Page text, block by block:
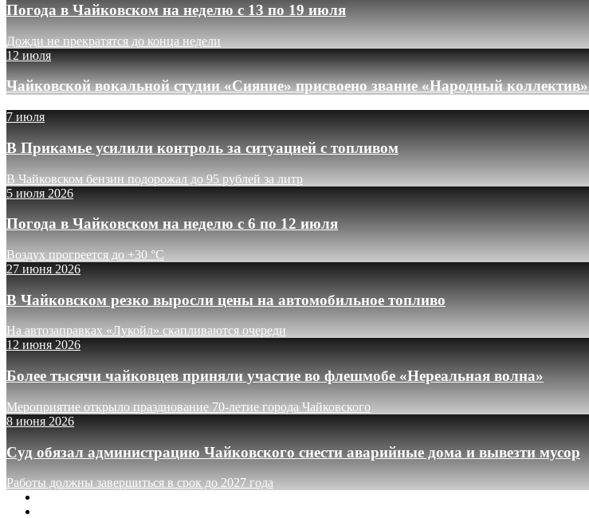
Погода в Чайковском на неделю с 13 по 19 июля
Дожди не прекратятся до конца недели
12 июля
Чайковской вокальной студии «Сияние» присвоено звание «Народный коллектив»
7 июля
В Прикамье усилили контроль за ситуацией с топливом
В Чайковском бензин подорожал до 95 рублей за литр
5 июля 2026
Погода в Чайковском на неделю с 6 по 12 июля
Воздух прогреется до +30 °C
27 июня 2026
В Чайковском резко выросли цены на автомобильное топливо
На автозаправках «Лукойл» скапливаются очереди
12 июня 2026
Более тысячи чайковцев приняли участие во флешмобе «Нереальная волна»
Мероприятие открыло празднование 70-летие города Чайковского
8 июня 2026
Суд обязал администрацию Чайковского снести аварийные дома и вывезти мусор
Работы должны завершиться в срок до 2027 года